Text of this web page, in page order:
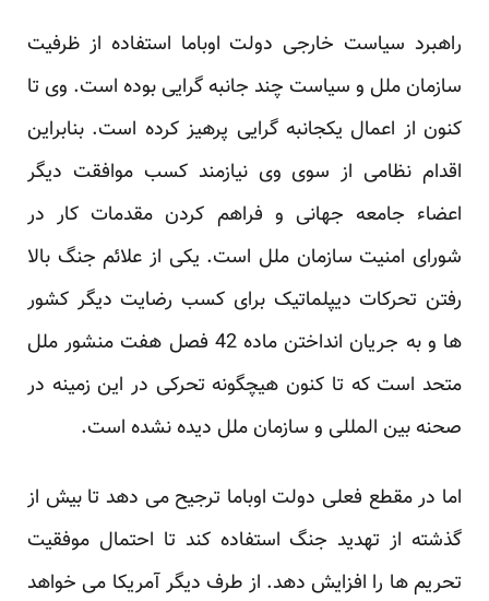
راهبرد سیاست خارجی دولت اوباما استفاده از ظرفیت
سازمان ملل و سیاست چند جانبه گرایی بوده است. وی تا
کنون از اعمال یکجانبه گرایی پرهیز کرده است. بنابراین
اقدام نظامی از سوی وی نیازمند کسب موافقت دیگر
اعضاء جامعه جهانی و فراهم کردن مقدمات کار در
شورای امنیت سازمان ملل است. یکی از علائم جنگ بالا
رفتن تحرکات دیپلماتیک برای کسب رضایت دیگر کشور
ها و به جریان انداختن ماده 42 فصل هفت منشور ملل
متحد است که تا کنون هیچگونه تحرکی در این زمینه در
صحنه بین المللی و سازمان ملل دیده نشده است.
اما در مقطع فعلی دولت اوباما ترجیح می دهد تا بیش از
گذشته از تهدید جنگ استفاده کند تا احتمال موفقیت
تحریم ها را افزایش دهد. از طرف دیگر آمریکا می خواهد